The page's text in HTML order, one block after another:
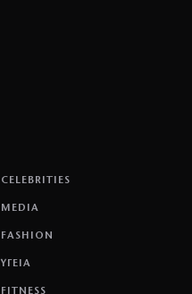
CELEBRITIES
MEDIA
FASHION
ΥΓΕΙΑ
FITNESS